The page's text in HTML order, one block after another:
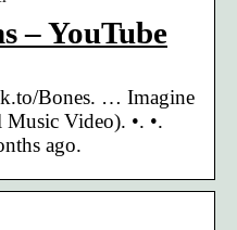
– YouTube
Bones. … Imagine
Video). •. •.
ago.